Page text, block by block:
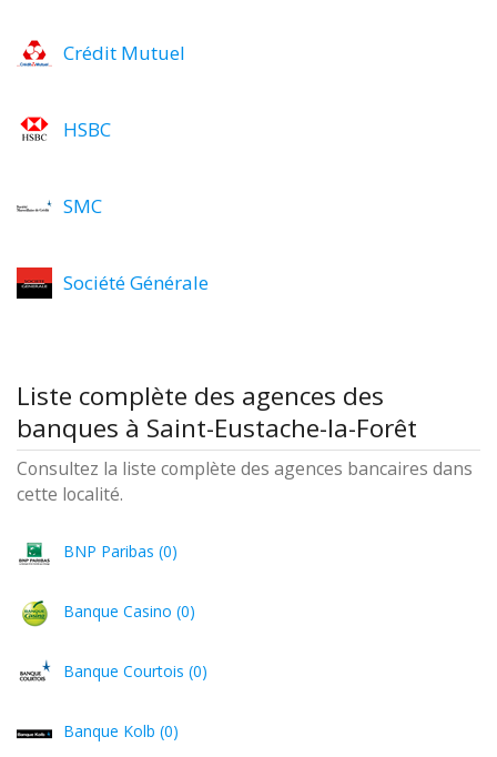
Crédit Mutuel
HSBC
SMC
Société Générale
Liste complète des agences des
banques à Saint-Eustache-la-Forêt
Consultez la liste complète des agences bancaires dans
cette localité.
BNP Paribas (0)
Banque Casino (0)
Banque Courtois (0)
Banque Kolb (0)